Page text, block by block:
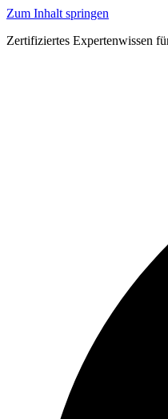
Zum Inhalt springen
Zertifiziertes Expertenwissen